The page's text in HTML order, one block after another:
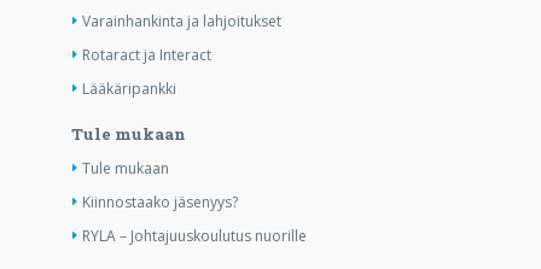
Varainhankinta ja lahjoitukset
Rotaract ja Interact
Lääkäripankki
Tule mukaan
Tule mukaan
Kiinnostaako jäsenyys?
RYLA – Johtajuuskoulutus nuorille